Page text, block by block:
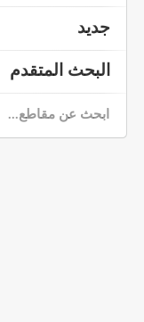
جديد
البحث المتقدم